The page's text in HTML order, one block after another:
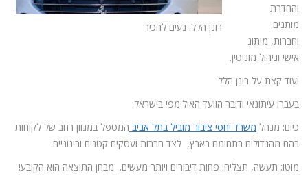
רונן הלל. נעים להכיר
והחדרת
מותגים
וחברות, מיתוג
אישי וניהול מוניטין.
ועוד קצת על רונן הלל
בעברו עיתונאי ודובר הוועד האולימפי בישראל.
כיום: מנהל משרד יחסי ציבור מוביל בתל אביב המטפל במגוון רחב של לקוחות
בהם מהגדולים בתחומם בארץ, לצד חברות ועסקים קטנים ובינוניים.
מוטו: תעשה, תצליח! פחות דיבורים ויותר מעשים. מבחן התוצאה הוא הקובע!